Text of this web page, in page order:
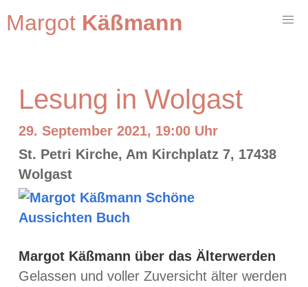
Margot Käßmann
Lesung in Wolgast
29. September 2021, 19:00 Uhr
St. Petri Kirche, Am Kirchplatz 7, 17438
Wolgast
Margot Käßmann über das Älterwerden
Gelassen und voller Zuversicht älter werden